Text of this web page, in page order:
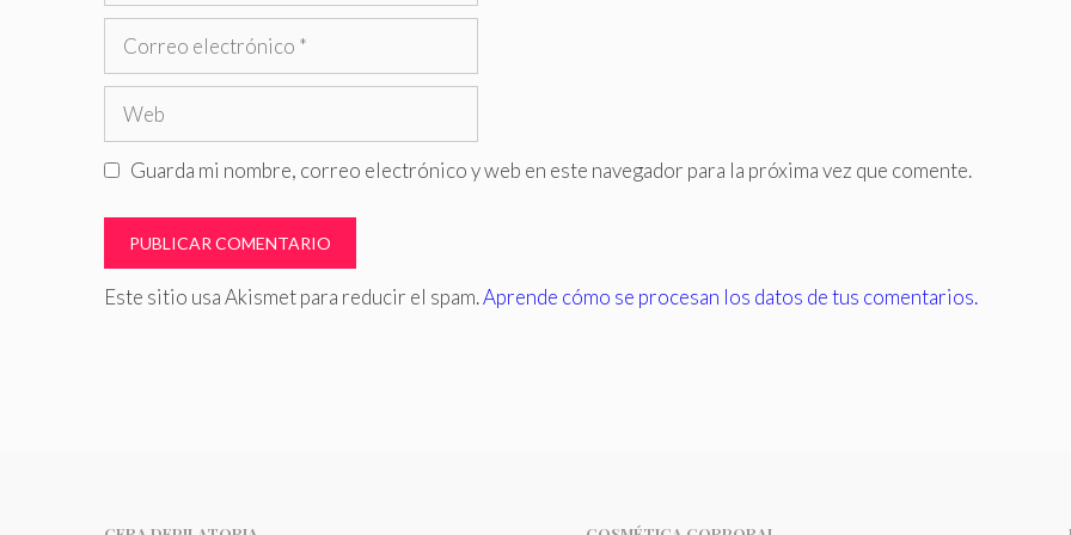
Correo
Web
Guarda mi nombre, correo electrónico y web en este navegador para la próxima vez que comente.
Este sitio usa Akismet para reducir el spam.Aprende cómo se procesan los datos de tus comentarios.